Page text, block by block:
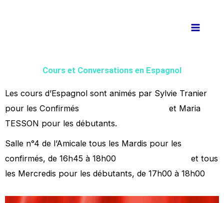
Cours et Conversations en Espagnol
Les cours d’Espagnol sont animés par Sylvie Tranier
pour les Confirmés et Maria
TESSON pour les débutants.
Salle n°4 de l’Amicale tous les Mardis pour les
confirmés, de 16h45 à 18h00 et tous
les Mercredis pour les débutants, de 17h00 à 18h00